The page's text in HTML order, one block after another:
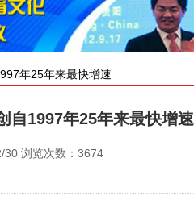
年25年来最快增速
自1997年25年来最快增速
30 浏览次数：3674